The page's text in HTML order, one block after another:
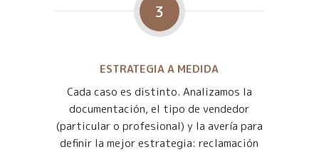
3
ESTRATEGIA A MEDIDA
Cada caso es distinto. Analizamos la
documentación, el tipo de vendedor
(particular o profesional) y la avería para
definir la mejor estrategia: reclamación